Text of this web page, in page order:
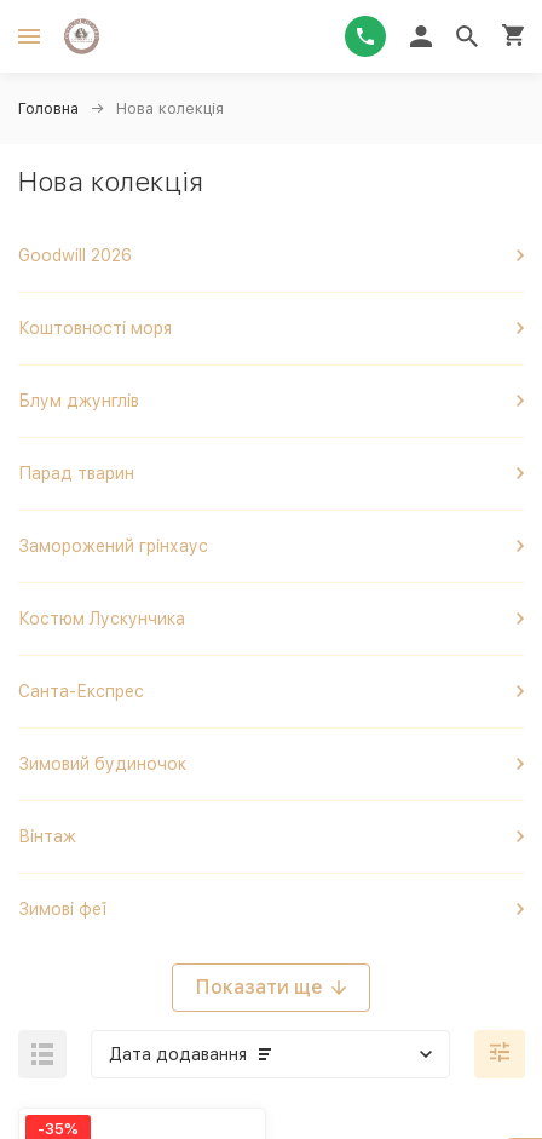
Головна Нова колекція
Нова колекція
Goodwill 2026
Коштовності моря
Блум джунглів
Парад тварин
Заморожений грінхаус
Костюм Лускунчика
Санта-Експрес
Зимовий будиночок
Вінтаж
Зимові феї
Показати ще
Дата додавання
-35%